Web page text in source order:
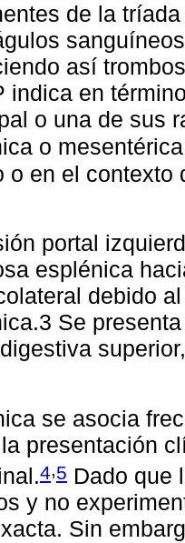
de la
así
indica en
o una de sus
o
o en el contexto
portal
esplénica
debido
Se
se asocia
presentación
4,5 Dado que
y no
Sin